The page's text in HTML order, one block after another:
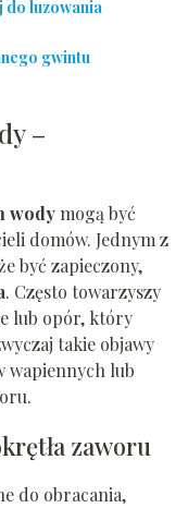
do luzowania
gwintu
–
wodymogą być
domów. Jednym z
być zapieczony,
. Często towarzyszy
lub opór, który
takie objawy
wapiennych lub
zaworu
do obracania,